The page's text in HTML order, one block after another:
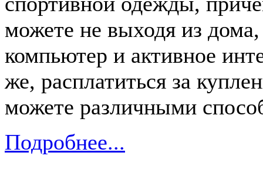
можете не выходя из
компьютер и активное
же, расплатиться за
можете различными
Подробнее...